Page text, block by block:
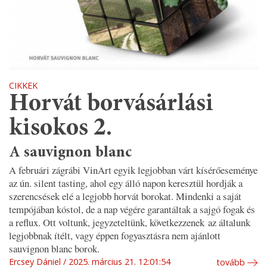
CIKKEK
Horvát borvásárlási
kisokos 2.
A sauvignon blanc
A februári zágrábi VinArt egyik legjobban várt kísérőeseménye
az ún. silent tasting, ahol egy álló napon keresztül hordják a
szerencsések elé a legjobb horvát borokat. Mindenki a saját
tempójában kóstol, de a nap végére garantáltak a sajgó fogak és
a reflux. Ott voltunk, jegyzeteltünk, következzenek az általunk
legjobbnak ítélt, vagy éppen fogyasztásra nem ajánlott
sauvignon blanc borok.
Ercsey Dániel 2025. március 21. 12:01:54 tovább